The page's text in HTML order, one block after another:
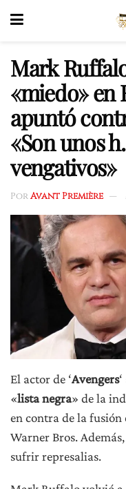
Mark
«miedo» en
apuntó
«Son unos
vengativos»
PorAvant Première
El actor de ‘Avengers
«lista negra» de la
en contra de la
Warner Bros.
sufrir represalias.